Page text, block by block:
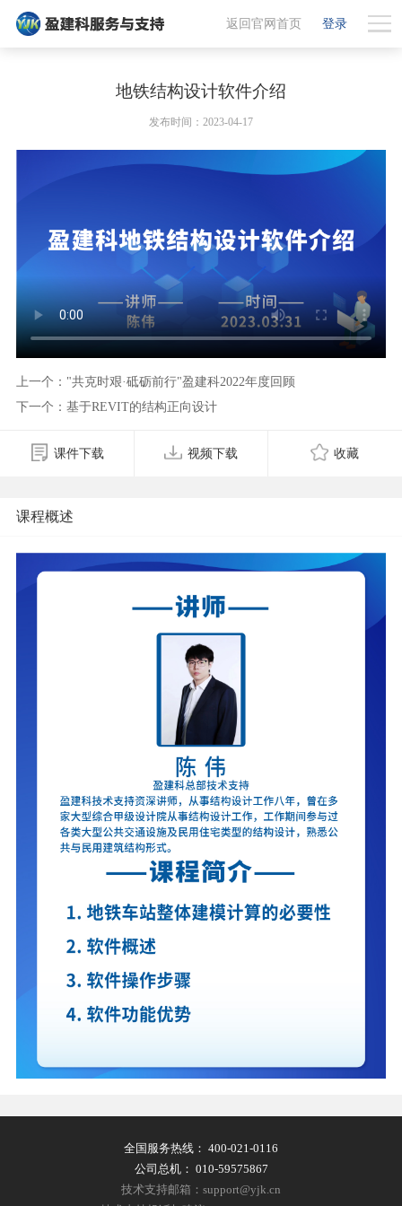
登录
返回官网首页
地铁结构设计软件介绍
发布时间：2023-04-17
上一个："共克时艰·砥砺前行"盈建科2022年度回顾
下一个：基于REVIT的结构正向设计
课件下载 视频下载 收藏
课程概述
全国服务热线： 400-021-0116
公司总机： 010-59575867
技术支持邮箱：support@yjk.cn